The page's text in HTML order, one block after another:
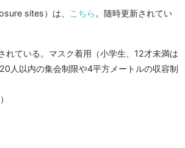
sites）は、 こちら 。随時更新されてい
ている。マスク着用（小学生、12才未満は
人以内の集会制限や4平方メートルの収容制